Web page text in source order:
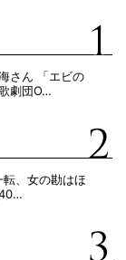
さん 「エビの
劇団O…
、女の勘はほ